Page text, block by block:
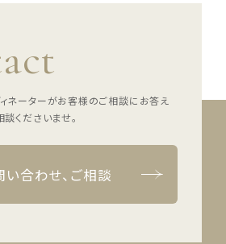
ネーターがお客様のご相談にお答え
くださいませ。
い合わせ、ご相談